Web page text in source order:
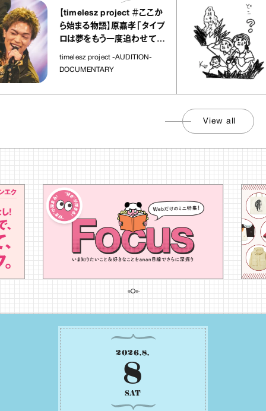
【timelesz project ＃ここか
ら始まる物語】原嘉孝「タイプ
ロは夢をもう一度追わせてく
れた場所」
timelesz project -AUDITION-
DOCUMENTARY
「
社
View all
2026.8.
8
SAT